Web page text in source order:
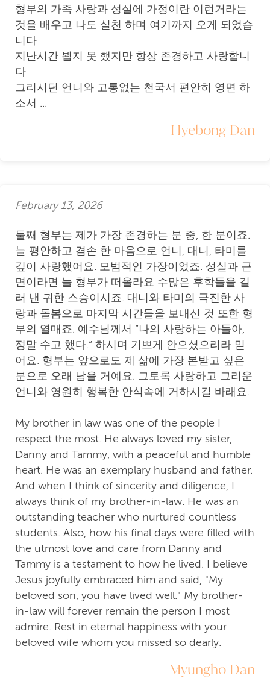
형부의 가족 사랑과 성실에 가정이란 이런거라는
것을 배우고 나도 실천 하며 여기까지 오게 되었습
니다
지난시간 뵙지 못 했지만 항상 존경하고 사랑합니
다
그리시던 언니와 고통없는 천국서 편안히 영면 하
소서 ...
Hyebong Dan
February 13, 2026
둘째 형부는 제가 가장 존경하는 분 중, 한 분이죠.
늘 평안하고 겸손 한 마음으로 언니, 대니, 타미를
깊이 사랑했어요. 모범적인 가장이었죠. 성실과 근
면이라면 늘 형부가 떠올라요 수많은 후학들을 길
러 낸 귀한 스승이시죠. 대니와 타미의 극진한 사
랑과 돌봄으로 마지막 시간들을 보내신 것 또한 형
부의 열매죠. 예수님께서 ”나의 사랑하는 아들아,
정말 수고 했다.“ 하시며 기쁘게 안으셨으리라 믿
어요. 형부는 앞으로도 제 삶에 가장 본받고 싶은
분으로 오래 남을 거예요. 그토록 사랑하고 그리운
언니와 영원히 행복한 안식속에 거하시길 바래요.
My brother in law was one of the people I
respect the most. He always loved my sister,
Danny and Tammy, with a peaceful and humble
heart. He was an exemplary husband and father.
And when I think of sincerity and diligence, I
always think of my brother-in-law. He was an
outstanding teacher who nurtured countless
students. Also, how his final days were filled with
the utmost love and care from Danny and
Tammy is a testament to how he lived. I believe
Jesus joyfully embraced him and said, "My
beloved son, you have lived well." My brother-
in-law will forever remain the person I most
admire. Rest in eternal happiness with your
beloved wife whom you missed so dearly.
Myungho Dan